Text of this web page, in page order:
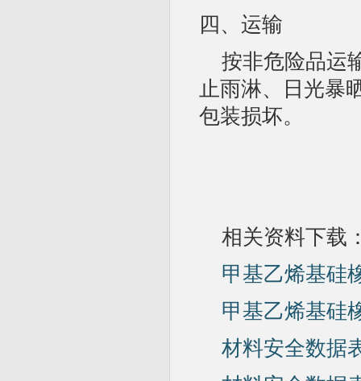
四、运输
按非危险品运
止雨淋、日光暴
包装损坏。
相关资料下载
甲基乙烯基硅
甲基乙烯基硅
材料安全数据